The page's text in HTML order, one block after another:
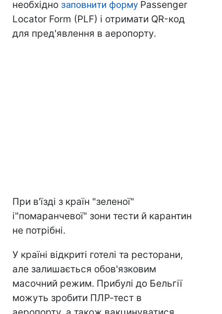
необхідно заповнити форму Passenger
Locator Form (PLF) і отримати QR-код
для пред'явлення в аеропорту.
При в'їзді з країн "зеленої"
і"помаранчевої" зони тести й карантин
не потрібні.
У країні відкриті готелі та ресторани,
але залишається обов'язковим
масочний режим. Прибулі до Бельгії
можуть зробити ПЛР-тест в